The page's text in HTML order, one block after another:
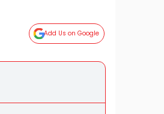
Add Us on Google